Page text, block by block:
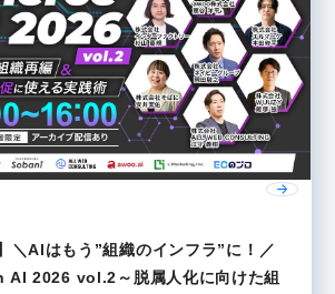
＼AIはもう”組織のインフラ”に！／
2026 vol.2～脱属人化に向けた組